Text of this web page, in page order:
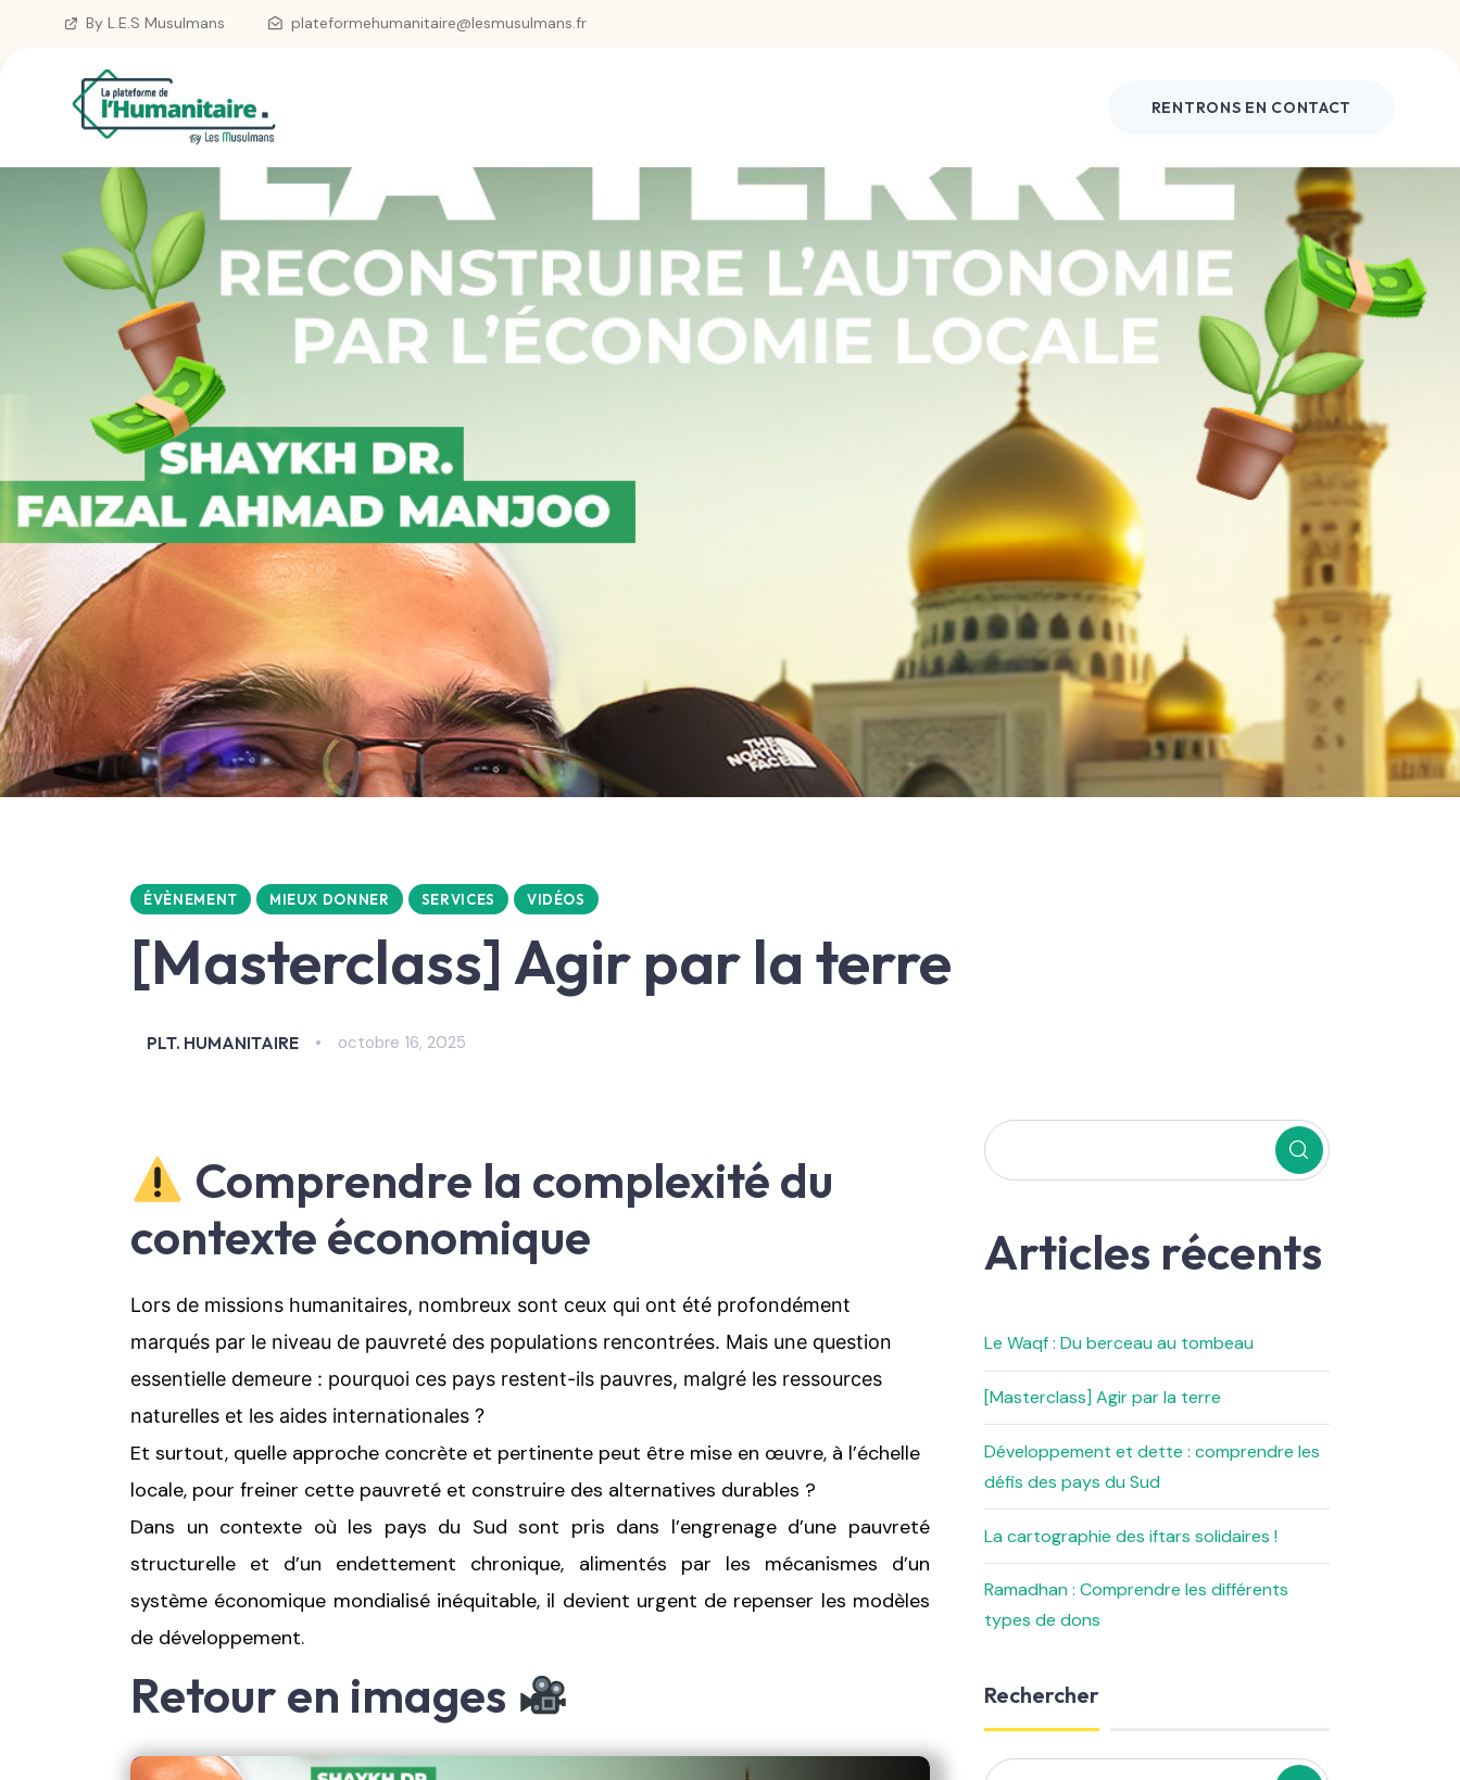
By L.E.S Musulmans plateformehumanitaire@lesmusulmans.fr
La plateforme de l'Humanitaire
RENTRONS EN CONTACT
ÉVÈNEMENT MIEUX DONNER SERVICES VIDÉOS
[Masterclass] Agir par la terre
PLT. HUMANITAIRE octobre 16, 2025
Comprendre la complexité du
contexte économique
Lors de missions humanitaires, nombreux sont ceux qui ont été profondément
marqués par le niveau de pauvreté des populations rencontrées. Mais une question
essentielle demeure : pourquoi ces pays restent-ils pauvres, malgré les ressources
naturelles et les aides internationales ?
Et surtout, quelle approche concrète et pertinente peut être mise en œuvre, à l’échelle
locale, pour freiner cette pauvreté et construire des alternatives durables ?
Dans un contexte où les pays du Sud sont pris dans l’engrenage d’une pauvreté
structurelle et d’un endettement chronique, alimentés par les mécanismes d’un
système économique mondialisé inéquitable, il devient urgent de repenser les modèles
de développement.
Retour en images
Articles récents
Le Waqf : Du berceau au tombeau
[Masterclass] Agir par la terre
Développement et dette : comprendre les
défis des pays du Sud
La cartographie des iftars solidaires !
Ramadhan : Comprendre les différents
types de dons
Rechercher